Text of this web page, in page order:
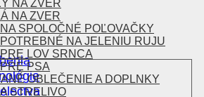
NA ZVER
NA ZVER
SPOLOČNÉ POĽOVAČKY
NA JELENIU RUJU
LOV SRNCA
PSA
OBLEČENIE A DOPLNKY
STRELIVO